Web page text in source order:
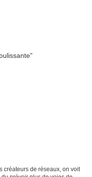
créateurs de réseaux, on voit